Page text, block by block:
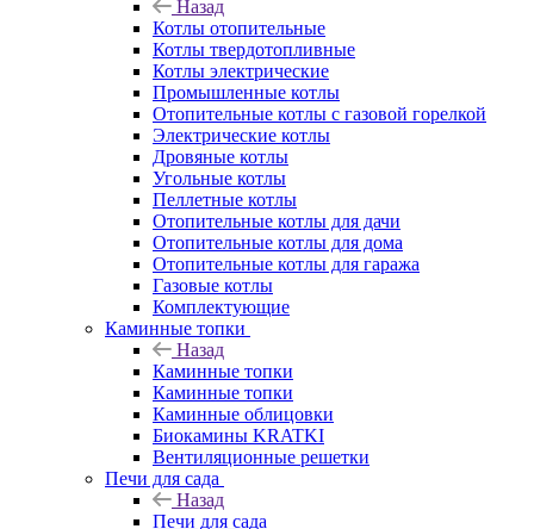
Назад
Котлы отопительные
Котлы твердотопливные
Котлы электрические
Промышленные котлы
Отопительные котлы с газовой горелкой
Электрические котлы
Дровяные котлы
Угольные котлы
Пеллетные котлы
Отопительные котлы для дачи
Отопительные котлы для дома
Отопительные котлы для гаража
Газовые котлы
Комплектующие
Каминные топки
Назад
Каминные топки
Каминные топки
Каминные облицовки
Биокамины KRATKI
Вентиляционные решетки
Печи для сада
Назад
Печи для сада